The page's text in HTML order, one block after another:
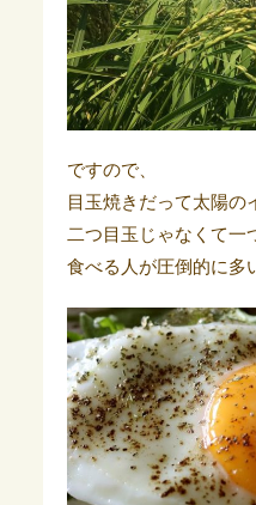
ですので、
目玉焼きだって太陽の
二つ目玉じゃなくて一
食べる人が圧倒的に多